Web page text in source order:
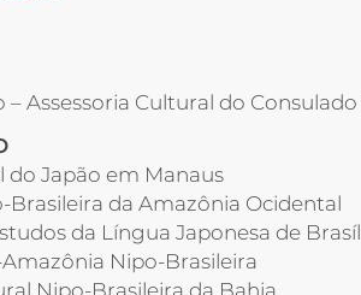
– Assessoria Cultural do
do Japão em Manaus
Brasileira da Amazônia Ocidental
da Língua Japonesa de
Nipo-Brasileira
Nipo-Brasileira da Bahia